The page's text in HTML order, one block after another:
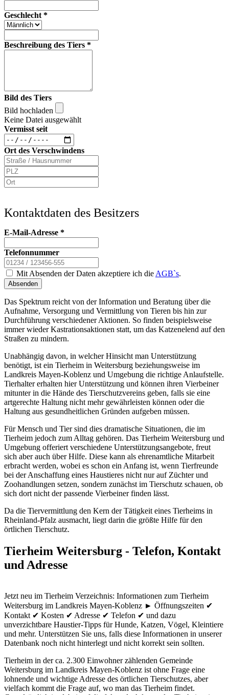
Geschlecht *
Beschreibung des Tiers *
Bild des Tiers
Bild hochladen
Keine Datei ausgewählt
Vermisst seit
Ort des Verschwindens
Kontaktdaten des Besitzers
E-Mail-Adresse *
Telefonnummer
Mit Absenden der Daten akzeptiere ich die AGB`s.
Absenden
Das Spektrum reicht von der Information und Beratung über die
Aufnahme, Versorgung und Vermittlung von Tieren bis hin zur
Durchführung verschiedener Aktionen. So finden beispielsweise
immer wieder Kastrationsaktionen statt, um das Katzenelend auf den
Straßen zu mindern.
Unabhängig davon, in welcher Hinsicht man Unterstützung
benötigt, ist ein Tierheim in Weitersburg beziehungsweise im
Landkreis Mayen-Koblenz und Umgebung die richtige Anlaufstelle.
Tierhalter erhalten hier Unterstützung und können ihren Vierbeiner
mitunter in die Hände des Tierschutzvereins geben, falls sie eine
artgerechte Haltung nicht mehr gewährleisten können oder die
Haltung aus gesundheitlichen Gründen aufgeben müssen.
Für Mensch und Tier sind dies dramatische Situationen, die im
Tierheim jedoch zum Alltag gehören. Das Tierheim Weitersburg und
Umgebung offeriert verschiedene Unterstützungsangebote, freut
sich aber auch über Hilfe. Diese kann als ehrenamtliche Mitarbeit
erbracht werden, wobei es schon ein Anfang ist, wenn Tierfreunde
bei der Anschaffung eines Haustieres nicht nur auf Züchter und
Zoohandlungen setzen, sondern zunächst im Tierschutz schauen, ob
sich dort nicht der passende Vierbeiner finden lässt.
Da die Tiervermittlung den Kern der Tätigkeit eines Tierheims in
Rheinland-Pfalz ausmacht, liegt darin die größte Hilfe für den
örtlichen Tierschutz.
Tierheim Weitersburg - Telefon, Kontakt
und Adresse
Jetzt neu im Tierheim Verzeichnis: Informationen zum Tierheim
Weitersburg im Landkreis Mayen-Koblenz ► Öffnungszeiten ✔
Kontakt ✔ Kosten ✔ Adresse ✔ Telefon ✔ und dazu
unverzichtbare Haustier-Tipps für Hunde, Katzen, Vögel, Kleintiere
und mehr. Unterstützen Sie uns, falls diese Informationen in unserer
Datenbank noch nicht hinterlegt und nicht korrekt sein sollten.
Tierheim in der ca. 2.300 Einwohner zählenden Gemeinde
Weitersburg im Landkreis Mayen-Koblenz ist ohne Frage eine
lohnende und wichtige Adresse des örtlichen Tierschutzes, aber
vielfach kommt die Frage auf, wo man das Tierheim findet.